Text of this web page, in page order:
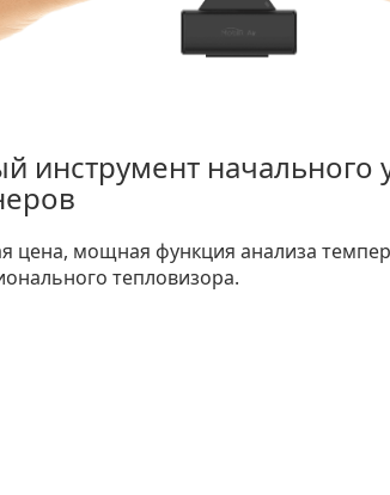
инструмент начального
цена, мощная функция анализа
тепловизора.